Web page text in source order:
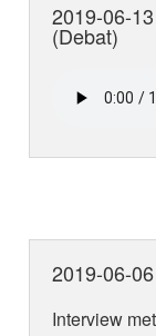
2019-06-
(Debat)
2019-06-
Interview